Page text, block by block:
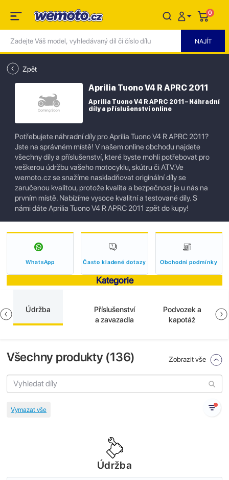
0
Zpět
Aprilia Tuono V4 R APRC 2011
Aprilia Tuono V4 R APRC 2011 – Náhradní
díly a příslušenství online
Potřebujete náhradní díly pro Aprilia Tuono V4 R APRC 2011?
Jste na správném místě! V našem online obchodu najdete
všechny díly a příslušenství, které byste mohli potřebovat pro
veškerou údržbu vašeho motocyklu, skútru či ATV.Ve
wemoto.cz se snažíme naskladňovat originální díly se
zaručenou kvalitou, protože kvalita a bezpečnost je u nás na
prvním místě. Nabízíme vysoce kvalitní a testované díly. S
námi dáte Aprilia Tuono V4 R APRC 2011 zpět do kupy!
WhatsApp Často kladené dotazy Obchodní podmínky
Kategorie
Údržba
Příslušenství
a zavazadla
Podvozek a
kapotáž
Všechny produkty (136) Zobrazit vše
Údržba